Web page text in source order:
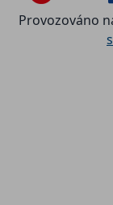
Provozováno